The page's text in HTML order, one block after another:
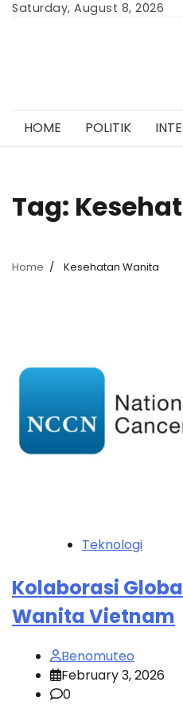
SkipSaturday, August 8, 2026
HOME POLITIK
Tag:
Home Kesehatan Wanita
Teknologi
Kolaborasi
Wanita Vietnam
Benomuteo
February 3, 2026
0